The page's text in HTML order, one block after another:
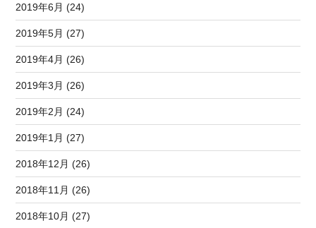
2019年6月 (24)
2019年5月 (27)
2019年4月 (26)
2019年3月 (26)
2019年2月 (24)
2019年1月 (27)
2018年12月 (26)
2018年11月 (26)
2018年10月 (27)